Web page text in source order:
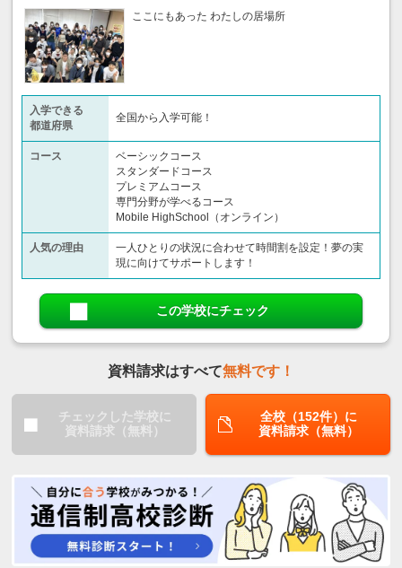
ここにもあった わたしの居場所
入学できる
都道府県
全国から入学可能！
コース
ベーシックコース
スタンダードコース
プレミアムコース
専門分野が学べるコース
Mobile HighSchool（オンライン）
人気の理由
一人ひとりの状況に合わせて時間割を設定！夢の実
現に向けてサポートします！
この学校にチェック
資料請求はすべて無料です！
チェックした学校に
資料請求（無料）
全校（152件）に
資料請求（無料）